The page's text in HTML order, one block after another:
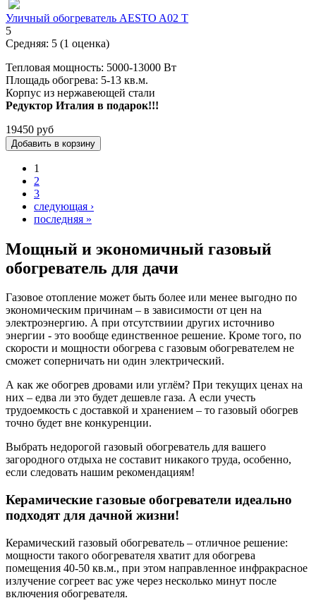
Уличный обогреватель AESTO A02 T
5
Средняя: 5 (1 оценка)
Тепловая мощность: 5000-13000 Вт
Площадь обогрева: 5-13 кв.м.
Корпус из нержавеющей стали
Редуктор Италия в подарок!!!
19450 руб
Страницы
1
2
3
следующая ›
последняя »
Мощный и экономичный газовый
обогреватель для дачи
Газовое отопление может быть более или менее выгодно по
экономическим причинам – в зависимости от цен на
электроэнергию. А при отсутствиии других источниво
энергии - это вообще единственное решение. Кроме того, по
скорости и мощности обогрева с газовым обогревателем не
сможет соперничать ни один электрический.
А как же обогрев дровами или углём? При текущих ценах на
них – едва ли это будет дешевле газа. А если учесть
трудоемкость с доставкой и хранением – то газовый обогрев
точно будет вне конкуренции.
Выбрать недорогой газовый обогреватель для вашего
загородного отдыха не составит никакого труда, особенно,
если следовать нашим рекомендациям!
Керамические газовые обогреватели идеально
подходят для дачной жизни!
Керамический газовый обогреватель – отличное решение:
мощности такого обогревателя хватит для обогрева
помещения 40-50 кв.м., при этом направленное инфракрасное
излучение согреет вас уже через несколько минут после
включения обогревателя.